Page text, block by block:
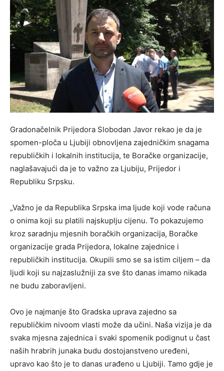
Gradonačelnik Prijedora Slobodan Javor rekao je da je
spomen-ploča u Ljubiji obnovljena zajedničkim snagama
republičkih i lokalnih institucija, te Boračke organizacije,
naglašavajući da je to važno za Ljubiju, Prijedor i
Republiku Srpsku.
„Važno je da Republika Srpska ima ljude koji vode računa
o onima koji su platili najskuplju cijenu. To pokazujemo
kroz saradnju mjesnih boračkih organizacija, Boračke
organizacije grada Prijedora, lokalne zajednice i
republičkih institucija. Okupili smo se sa istim ciljem – da
ljudi koji su najzaslužniji za sve što danas imamo nikada
ne budu zaboravljeni.
Ovo je najmanje što Gradska uprava zajedno sa
republičkim nivoom vlasti može da učini. Naša vizija je da
svaka mjesna zajednica i svaki spomenik podignut u čast
naših hrabrih junaka budu dostojanstveno uređeni,
upravo kao što je to danas urađeno u Ljubiji. Tamo gdje je